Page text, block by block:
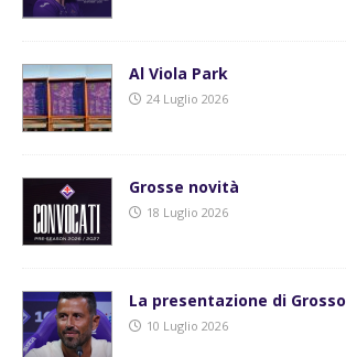
Al Viola Park
24 Luglio 2026
Grosse novità
18 Luglio 2026
La presentazione di Grosso
10 Luglio 2026